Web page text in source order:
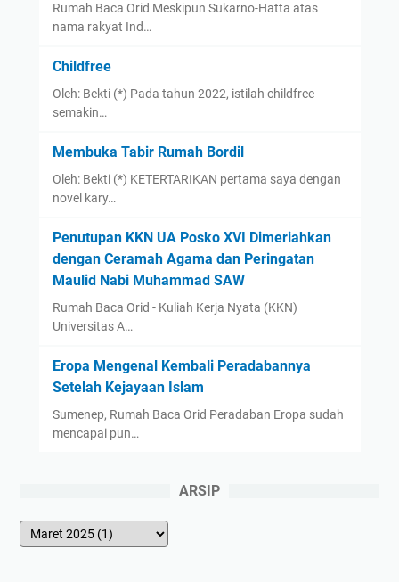
Rumah Baca Orid Meskipun Sukarno-Hatta atas
nama rakyat Ind…
Childfree
Oleh: Bekti (*) Pada tahun 2022, istilah childfree
semakin…
Membuka Tabir Rumah Bordil
Oleh: Bekti (*) KETERTARIKAN pertama saya dengan
novel kary…
Penutupan KKN UA Posko XVI Dimeriahkan
dengan Ceramah Agama dan Peringatan
Maulid Nabi Muhammad SAW
Rumah Baca Orid - Kuliah Kerja Nyata (KKN)
Universitas A…
Eropa Mengenal Kembali Peradabannya
Setelah Kejayaan Islam
Sumenep, Rumah Baca Orid Peradaban Eropa sudah
mencapai pun…
ARSIP